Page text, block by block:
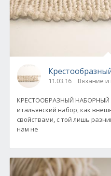
11.03.16 Вязание
КРЕСТООБРАЗНЫЙ НАБОРНЫЙ КРАЙ
итальянский набор, как
свойствами, с той лишь
нам не